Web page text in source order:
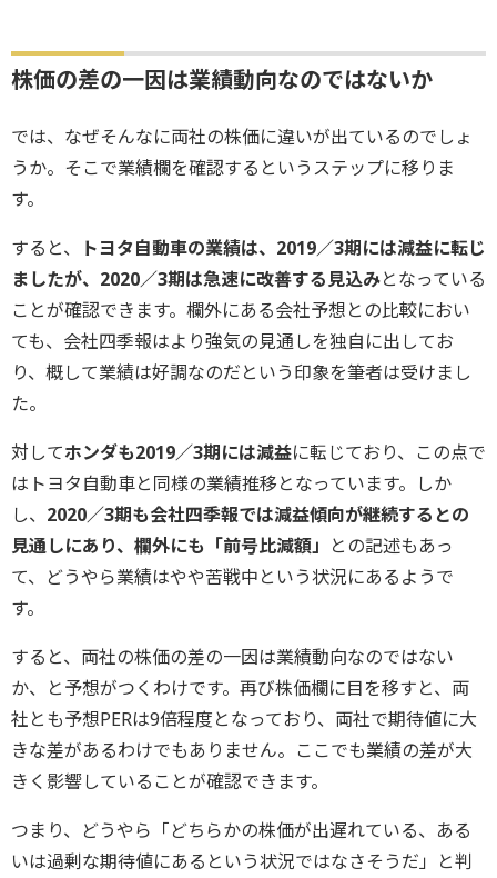
株価の差の一因は業績動向なのではないか
では、なぜそんなに両社の株価に違いが出ているのでしょ
うか。そこで業績欄を確認するというステップに移りま
す。
すると、
トヨタ自動車の業績は、2019／3期には減益に転じ
ましたが、2020／3期は急速に改善する見込みとなっている
ことが確認できます。欄外にある会社予想との比較におい
ても、会社四季報はより強気の見通しを独自に出してお
り、概して業績は好調なのだという印象を筆者は受けまし
た。
対してホンダも2019／3期には減益に転じており、この点で
はトヨタ自動車と同様の業績推移となっています。しか
し、 2020／3期も会社四季報では減益傾向が継続するとの
見通しにあり、欄外にも「前号比減額」 との記述もあっ
て、どうやら業績はやや苦戦中という状況にあるようで
す。
すると、両社の株価の差の一因は業績動向なのではない
か、と予想がつくわけです。再び株価欄に目を移すと、両
社とも予想PERは9倍程度となっており、両社で期待値に大
きな差があるわけでもありません。ここでも業績の差が大
きく影響していることが確認できます。
つまり、どうやら「どちらかの株価が出遅れている、ある
いは過剰な期待値にあるという状況ではなさそうだ」と判